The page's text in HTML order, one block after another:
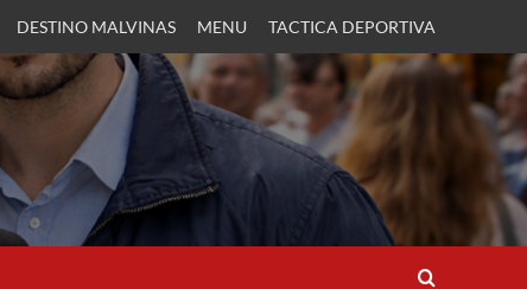
DESTINO MALVINAS MENU TACTICA DEPORTIVA